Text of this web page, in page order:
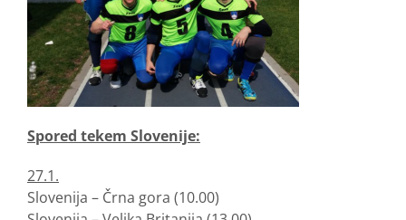
Spored tekem Slovenije:
27.1.
Slovenija – Črna gora (10.00)